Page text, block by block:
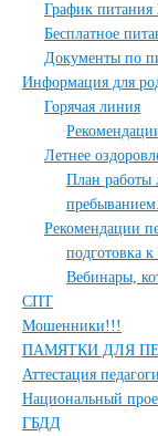
График питания
Бесплатное
Документы по
Информация для
Горячая линия
Летнее
План работы
пребыванием.
Рекомендации
подготовка
Вебинары,
СПТ
Мошенники!!!
ПАМЯТКИ ДЛЯ
Аттестация
Национальный
ГБДД